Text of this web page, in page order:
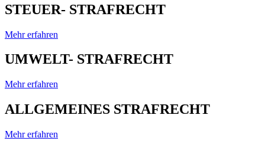
STEUER- STRAFRECHT
Mehr erfahren
UMWELT- STRAFRECHT
Mehr erfahren
ALLGEMEINES STRAFRECHT
Mehr erfahren